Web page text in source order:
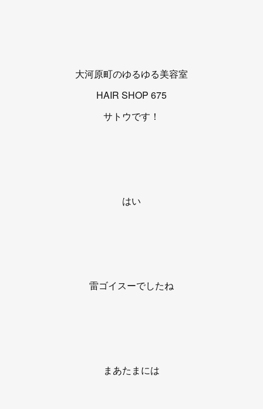
大河原町のゆるゆる美容室
HAIR SHOP 675
サトウです！
はい
雷ゴイスーでしたね
まあたまには